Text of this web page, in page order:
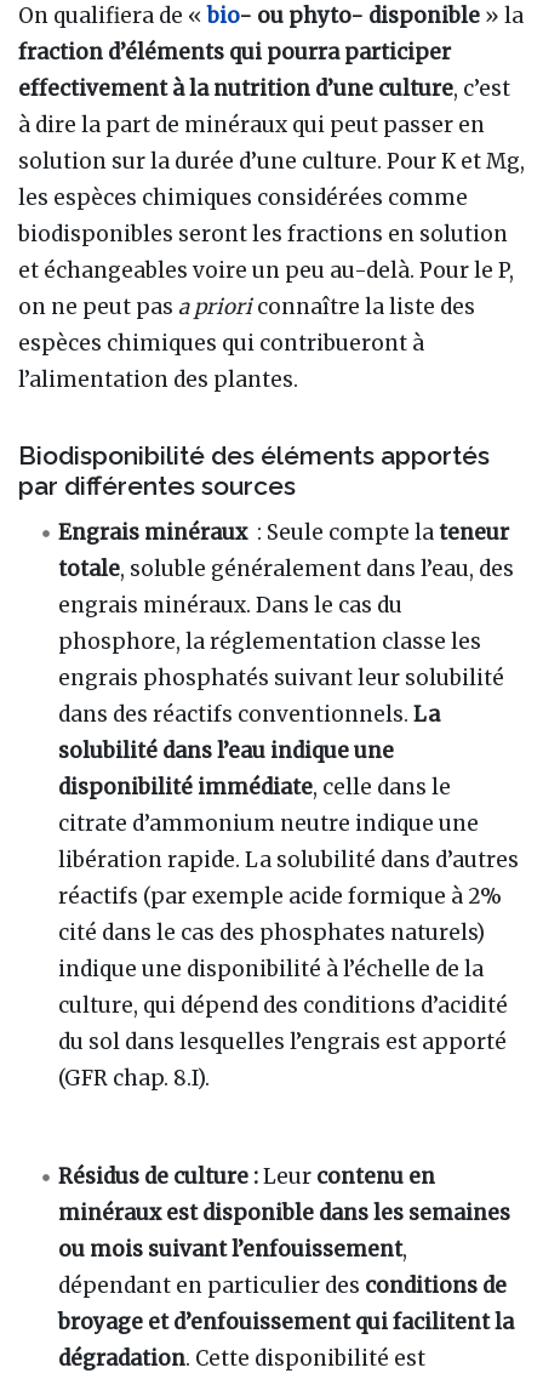
On qualifiera de «bio- ou phyto- disponible » la
fraction d’éléments qui pourra participer
effectivement à la nutrition d’une culture, c’est
à dire la part de minéraux qui peut passer en
solution sur la durée d’une culture. Pour K et Mg,
les espèces chimiques considérées comme
biodisponibles seront les fractions en solution
et échangeables voire un peu au-delà. Pour le P,
on ne peut pas a prioriconnaître la liste des
espèces chimiques qui contribueront à
l’alimentation des plantes.
Biodisponibilité des éléments apportés
par différentes sources
Engrais minéraux : Seule compte lateneur
totale, soluble généralement dans l’eau, des
engrais minéraux. Dans le cas du
phosphore, la réglementation classe les
engrais phosphatés suivant leur solubilité
dans des réactifs conventionnels.La
solubilité dans l’eau indique une
disponibilité immédiate, celle dans le
citrate d’ammonium neutre indique une
libération rapide. La solubilité dans d’autres
réactifs (par exemple acide formique à 2%
cité dans le cas des phosphates naturels)
indique une disponibilité à l’échelle de la
culture, qui dépend des conditions d’acidité
du sol dans lesquelles l’engrais est apporté
(GFR chap. 8.I).
Résidus de culture :Leur contenu en
minéraux est disponible dans les semaines
ou mois suivant l’enfouissement,
dépendant en particulier des conditions de
broyage et d’enfouissement qui facilitent la
dégradation. Cette disponibilité est